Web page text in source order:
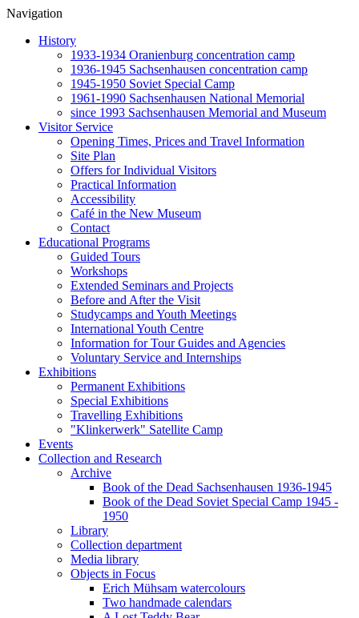
Navigation
History
1933-1934 Oranienburg concentration camp
1936-1945 Sachsenhausen concentration camp
1945-1950 Soviet Special Camp
1961-1990 Sachsenhausen National Memorial
since 1993 Sachsenhausen Memorial and Museum
Visitor Service
Opening Times, Prices and Travel Information
Site Plan
Offers for Individual Visitors
Practical Information
Accessibility
Café in the New Museum
Contact
Educational Programs
Guided Tours
Workshops
Extended Seminars and Projects
Before and After the Visit
Studycamps and Youth Meetings
International Youth Centre
Information for Tour Guides and Agencies
Voluntary Service and Internships
Exhibitions
Permanent Exhibitions
Special Exhibitions
Travelling Exhibitions
"Klinkerwerk" Satellite Camp
Events
Collection and Research
Archive
Book of the Dead Sachsenhausen 1936-1945
Book of the Dead Soviet Special Camp 1945 -
1950
Library
Collection department
Media library
Objects in Focus
Erich Mühsam watercolours
Two handmade calendars